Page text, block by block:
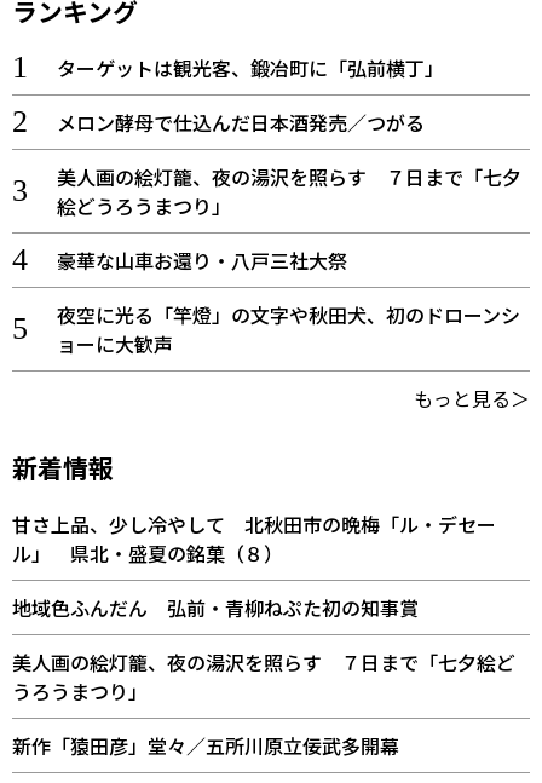
ランキング
ターゲットは観光客、鍛冶町に「弘前横丁」
メロン酵母で仕込んだ日本酒発売／つがる
美人画の絵灯籠、夜の湯沢を照らす ７日まで「七夕
絵どうろうまつり」
豪華な山車お還り・八戸三社大祭
夜空に光る「竿燈」の文字や秋田犬、初のドローンシ
ョーに大歓声
もっと見る＞
新着情報
甘さ上品、少し冷やして 北秋田市の晩梅「ル・デセー
ル」 県北・盛夏の銘菓（８）
地域色ふんだん 弘前・青柳ねぷた初の知事賞
美人画の絵灯籠、夜の湯沢を照らす ７日まで「七夕絵ど
うろうまつり」
新作「猿田彦」堂々／五所川原立佞武多開幕